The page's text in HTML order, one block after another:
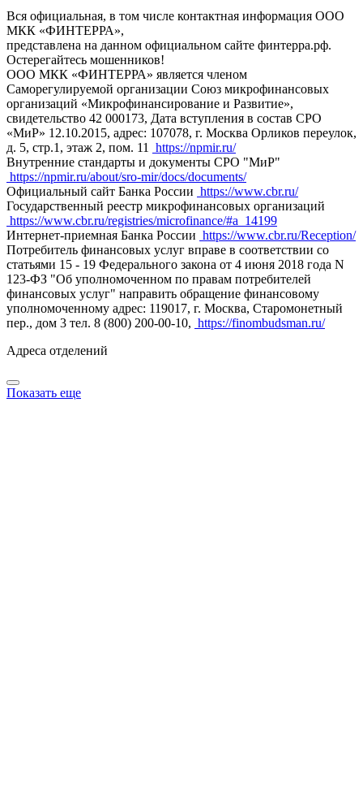
Вся официальная, в том числе контактная информация ООО
МКК «ФИНТЕРРА»,
представлена на данном официальном сайте финтерра.рф.
Остерегайтесь мошенников!
ООО МКК «ФИНТЕРРА» является членом
Саморегулируемой организации Союз микрофинансовых
организаций «Микрофинансирование и Развитие»,
свидетельство 42 000173, Дата вступления в состав СРО
«МиР» 12.10.2015, адрес: 107078, г. Москва Орликов переулок,
д. 5, стр.1, этаж 2, пом. 11
https://npmir.ru/
Внутренние стандарты и документы СРО "МиР"
https://npmir.ru/about/sro-mir/docs/documents/
Официальный сайт Банка России https://www.cbr.ru/
Государственный реестр микрофинансовых организаций
https://www.cbr.ru/registries/microfinance/#a_14199
Интернет-приемная Банка России https://www.cbr.ru/Reception/
Потребитель финансовых услуг вправе в соответствии со
статьями 15 - 19 Федерального закона от 4 июня 2018 года N
123-ФЗ "Об уполномоченном по правам потребителей
финансовых услуг" направить обращение финансовому
уполномоченному адрес: 119017, г. Москва, Старомонетный
пер., дом 3 тел. 8 (800) 200-00-10, https://finombudsman.ru/
Адреса отделений
Показать еще